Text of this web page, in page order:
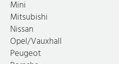
Mini
Mitsubishi
Nissan
Opel/Vauxhall
Peugeot